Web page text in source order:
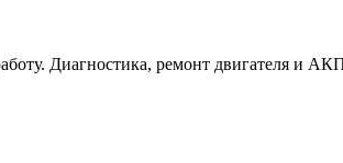
Диагностика, ремонт двигателя и